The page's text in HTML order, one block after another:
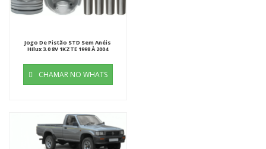
Jogo De Pistão STD Sem Anéis
Hilux 3.0 8V 1KZTE 1998 À 2004
CHAMAR NO WHATS